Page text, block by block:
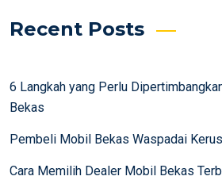
Recent Posts
6 Langkah yang Perlu
Bekas
Pembeli Mobil Bekas Waspadai
Cara Memilih Dealer Mobil Bekas